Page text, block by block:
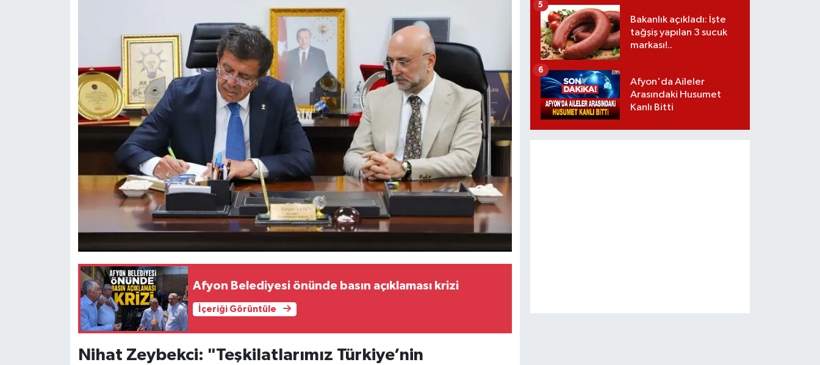
Afyon Belediyesi önünde basın açıklaması krizi
İçeriği Görüntüle
Nihat Zeybekci: "Teşkilatlarımız Türkiye’nin
Bakanlık açıkladı: İşte
tağşiş yapılan 3 sucuk
markası!..
5
Afyon'da Aileler
Arasındaki Husumet
Kanlı Bitti
6